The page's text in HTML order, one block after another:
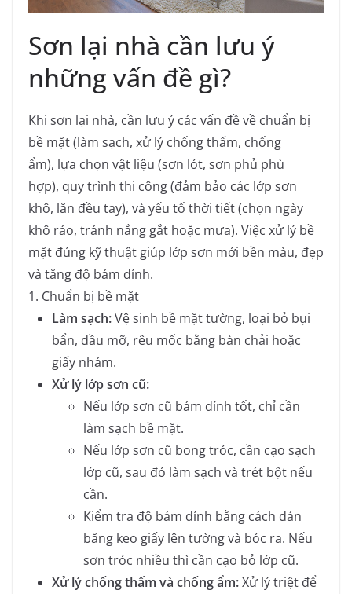
Sơn lại nhà cần lưu ý
những vấn đề gì?
Khi sơn lại nhà, cần lưu ý các vấn đề về chuẩn bị
bề mặt (làm sạch, xử lý chống thấm, chống
ẩm), lựa chọn vật liệu (sơn lót, sơn phủ phù
hợp), quy trình thi công (đảm bảo các lớp sơn
khô, lăn đều tay), và yếu tố thời tiết (chọn ngày
khô ráo, tránh nắng gắt hoặc mưa). Việc xử lý bề
mặt đúng kỹ thuật giúp lớp sơn mới bền màu, đẹp
và tăng độ bám dính.
1. Chuẩn bị bề mặt
Làm sạch:Vệ sinh bề mặt tường, loại bỏ bụi
bẩn, dầu mỡ, rêu mốc bằng bàn chải hoặc
giấy nhám.
Xử lý lớp sơn cũ:
Nếu lớp sơn cũ bám dính tốt, chỉ cần
làm sạch bề mặt.
Nếu lớp sơn cũ bong tróc, cần cạo sạch
lớp cũ, sau đó làm sạch và trét bột nếu
cần.
Kiểm tra độ bám dính bằng cách dán
băng keo giấy lên tường và bóc ra. Nếu
sơn tróc nhiều thì cần cạo bỏ lớp cũ.
Xử lý chống thấm và chống ẩm:Xử lý triệt để